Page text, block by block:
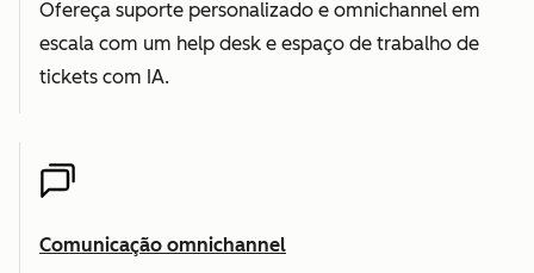
Ofereça suporte personalizado e omnichannel em
escala com um help desk e espaço de trabalho de
tickets com IA.
Comunicação omnichannel